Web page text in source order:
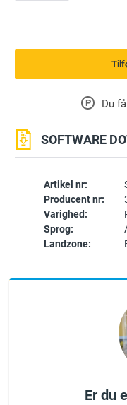
Artikel nr:
Producent nr:
Varighed:
Sprog:
Landzone:
P Du
SOFTWARE
Er du